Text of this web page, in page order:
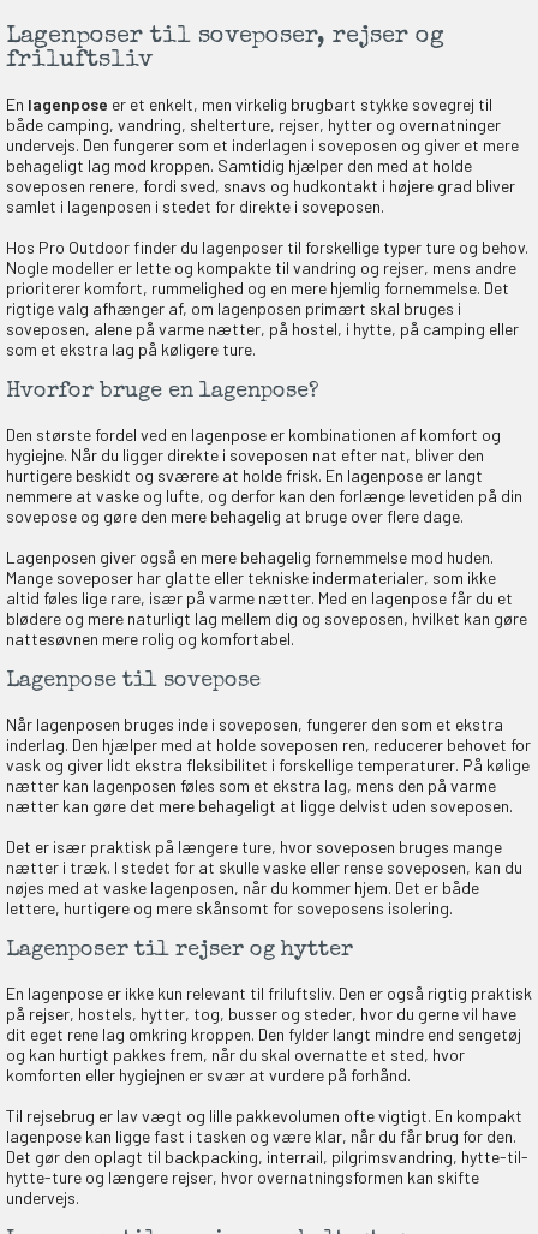
Lagenposer til soveposer, rejser og
friluftsliv
En lagenpose er et enkelt, men virkelig brugbart stykke sovegrej til
både camping, vandring, shelterture, rejser, hytter og overnatninger
undervejs. Den fungerer som et inderlagen i soveposen og giver et mere
behageligt lag mod kroppen. Samtidig hjælper den med at holde
soveposen renere, fordi sved, snavs og hudkontakt i højere grad bliver
samlet i lagenposen i stedet for direkte i soveposen.
Hos Pro Outdoor finder du lagenposer til forskellige typer ture og behov.
Nogle modeller er lette og kompakte til vandring og rejser, mens andre
prioriterer komfort, rummelighed og en mere hjemlig fornemmelse. Det
rigtige valg afhænger af, om lagenposen primært skal bruges i
soveposen, alene på varme nætter, på hostel, i hytte, på camping eller
som et ekstra lag på køligere ture.
Hvorfor bruge en lagenpose?
Den største fordel ved en lagenpose er kombinationen af komfort og
hygiejne. Når du ligger direkte i soveposen nat efter nat, bliver den
hurtigere beskidt og sværere at holde frisk. En lagenpose er langt
nemmere at vaske og lufte, og derfor kan den forlænge levetiden på din
sovepose og gøre den mere behagelig at bruge over flere dage.
Lagenposen giver også en mere behagelig fornemmelse mod huden.
Mange soveposer har glatte eller tekniske indermaterialer, som ikke
altid føles lige rare, især på varme nætter. Med en lagenpose får du et
blødere og mere naturligt lag mellem dig og soveposen, hvilket kan gøre
nattesøvnen mere rolig og komfortabel.
Lagenpose til sovepose
Når lagenposen bruges inde i soveposen, fungerer den som et ekstra
inderlag. Den hjælper med at holde soveposen ren, reducerer behovet for
vask og giver lidt ekstra fleksibilitet i forskellige temperaturer. På kølige
nætter kan lagenposen føles som et ekstra lag, mens den på varme
nætter kan gøre det mere behageligt at ligge delvist uden soveposen.
Det er især praktisk på længere ture, hvor soveposen bruges mange
nætter i træk. I stedet for at skulle vaske eller rense soveposen, kan du
nøjes med at vaske lagenposen, når du kommer hjem. Det er både
lettere, hurtigere og mere skånsomt for soveposens isolering.
Lagenposer til rejser og hytter
En lagenpose er ikke kun relevant til friluftsliv. Den er også rigtig praktisk
på rejser, hostels, hytter, tog, busser og steder, hvor du gerne vil have
dit eget rene lag omkring kroppen. Den fylder langt mindre end sengetøj
og kan hurtigt pakkes frem, når du skal overnatte et sted, hvor
komforten eller hygiejnen er svær at vurdere på forhånd.
Til rejsebrug er lav vægt og lille pakkevolumen ofte vigtigt. En kompakt
lagenpose kan ligge fast i tasken og være klar, når du får brug for den.
Det gør den oplagt til backpacking, interrail, pilgrimsvandring, hytte-til-
hytte-ture og længere rejser, hvor overnatningsformen kan skifte
undervejs.